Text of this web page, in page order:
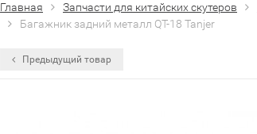
Главная Запчасти для китайских скутеров
Багажник задний металл QT-18 Tanjer
Предыдущий товар